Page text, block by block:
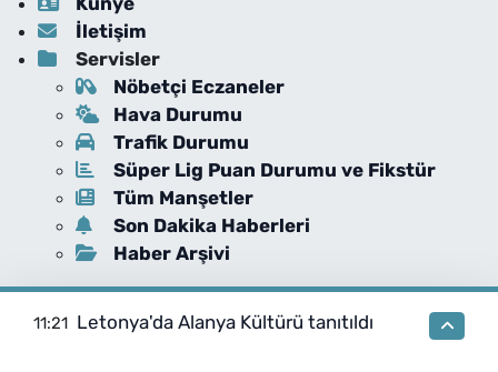
İletişim
Servisler
Nöbetçi Eczaneler
Hava Durumu
Trafik Durumu
Süper Lig Puan Durumu ve Fikstür
Tüm Manşetler
Son Dakika Haberleri
Haber Arşivi
11:21 Letonya'da Alanya Kültürü tanıtıldı